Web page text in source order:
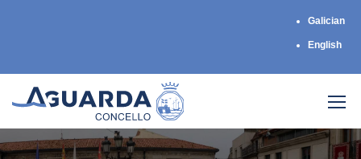
Galician
English